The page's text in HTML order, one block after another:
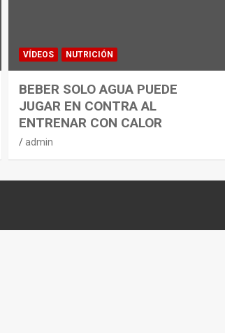
VÍDEOS NUTRICIÓN
BEBER SOLO AGUA PUEDE
JUGAR EN CONTRA AL
ENTRENAR CON CALOR
admin